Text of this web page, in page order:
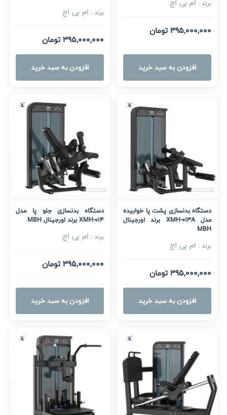
برند : ام بی اچ
395,000,000 تومان
افزودن به سبد خرید
برند : ام بی اچ
395,000,000 تومان
افزودن به سبد خرید
دستگاه بدنسازی پشت پا خوابیده
مدل XMH-013A برند اورجینال
MBH
برند : ام بی اچ
395,000,000 تومان
افزودن به سبد خرید
دستگاه بدنسازی جلو پا مدل
XMH-014 برند اورجینال MBH
برند : ام بی اچ
395,000,000 تومان
افزودن به سبد خرید